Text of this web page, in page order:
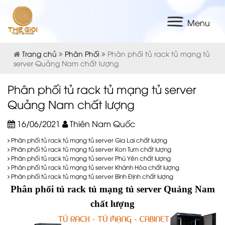
Menu
Trang chủ Phân Phối
Phân phối tủ rack tủ mạng tủ
server Quảng Nam chất lượng
Phân phối tủ rack tủ mạng tủ server
Quảng Nam chất lượng
16/06/2021 Thiên Nam Quốc
Phân phối tủ rack tủ mạng tủ server Gia Lai chất lượng
Phân phối tủ rack tủ mạng tủ server Kon Tum chất lượng
Phân phối tủ rack tủ mạng tủ server Phú Yên chất lượng
Phân phối tủ rack tủ mạng tủ server Khánh Hòa chất lượng
Phân phối tủ rack tủ mạng tủ server Bình Định chất lượng
Phân phối tủ rack tủ mạng tủ serverQuảng Nam
chất lượng